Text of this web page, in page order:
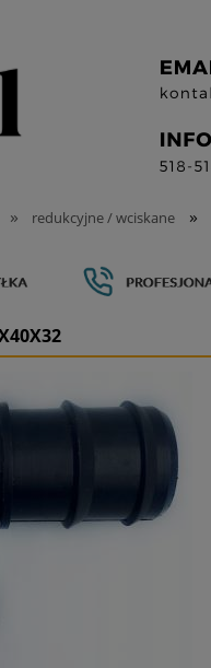
» redukcyjne / wciskane »